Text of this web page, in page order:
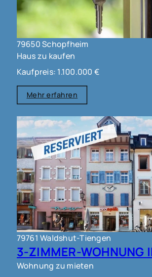
79650 Schopfheim
Haus zu kaufen
Kaufpreis: 1.100.000 €
Mehr erfahren
79761 Waldshut-Tiengen
Wohnung zu mieten